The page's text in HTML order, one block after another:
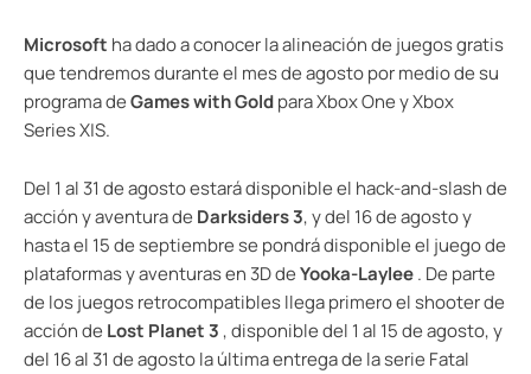
Microsoft ha dado a conocer la alineación de juegos gratis
que tendremos durante el mes de agosto por medio de su
programa deGames with Goldpara Xbox One y Xbox
Series X|S.
Del 1 al 31 de agosto estará disponible el hack-and-slash de
acción y aventura de Darksiders 3, y del 16 de agosto y
hasta el 15 de septiembre se pondrá disponible el juego de
plataformas y aventuras en 3D deYooka-Laylee. De parte
de los juegos retrocompatibles llega primero el shooter de
acción de Lost Planet 3 , disponible del 1 al 15 de agosto, y
del 16 al 31 de agosto la última entrega de la serie Fatal